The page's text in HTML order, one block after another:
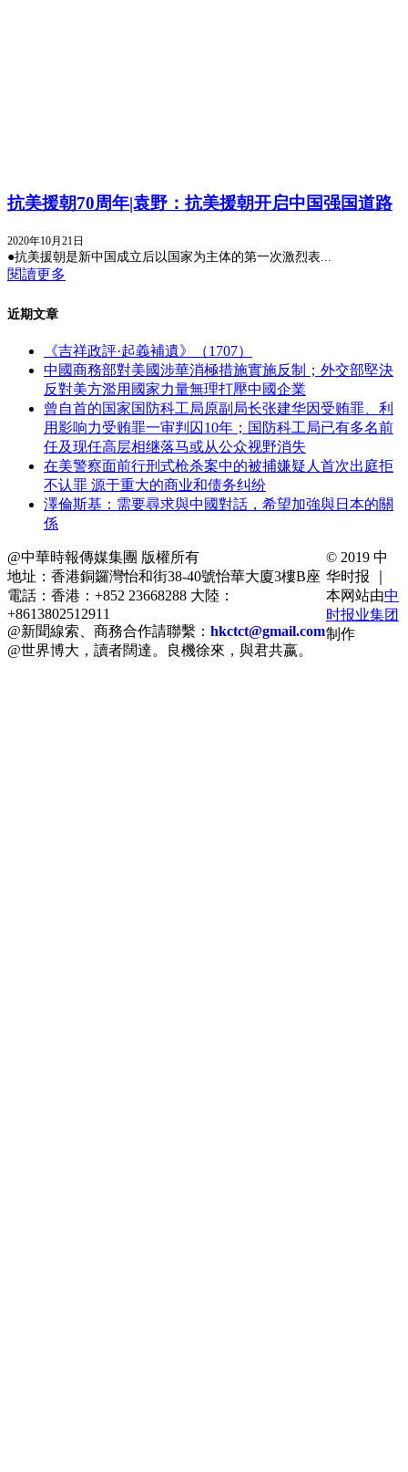
抗美援朝70周年|袁野：抗美援朝开启中国强国道路
2020年10月21日
●抗美援朝是新中国成立后以国家为主体的第一次激烈表...
閱讀更多
近期文章
《吉祥政評·起義補遺》（1707）
中國商務部對美國涉華消極措施實施反制；外交部堅決
反對美方濫用國家力量無理打壓中國企業
曾自首的国家国防科工局原副局长张建华因受贿罪、利
用影响力受贿罪一审判囚10年；国防科工局已有多名前
任及现任高层相继落马或从公众视野消失
在美警察面前行刑式枪杀案中的被捕嫌疑人首次出庭拒
不认罪 源于重大的商业和债务纠纷
澤倫斯基：需要尋求與中國對話，希望加強與日本的關
係
@中華時報傳媒集團 版權所有
地址：香港銅鑼灣怡和街38-40號怡華大廈3樓B座
電話：香港：+852 23668288 大陸：
+8613802512911
@新聞線索、商務合作請聯繫： hkctct@gmail.com
@世界博大，讀者闊達。良機徐來，與君共嬴。
© 2019 中
华时报 ｜
本网站由中
时报业集团
制作